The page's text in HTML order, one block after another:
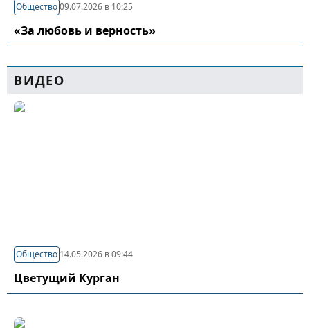
Общество09.07.2026 в 10:25
«За любовь и верность»
ВИДЕО
Общество 14.05.2026 в 09:44
Цветущий Курган